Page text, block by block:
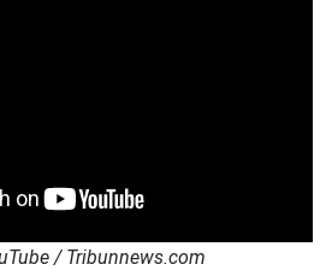
/ Tribunnews.com